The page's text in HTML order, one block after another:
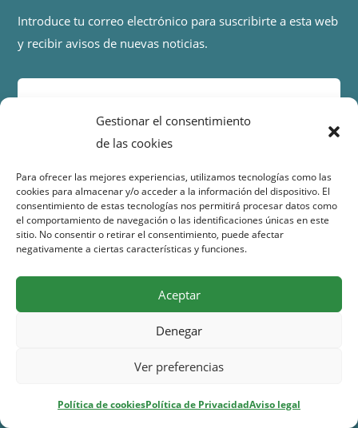
Gestionar el consentimiento
de las cookies
Para ofrecer las mejores experiencias, utilizamos tecnologías como las
cookies para almacenar y/o acceder a la información del dispositivo. El
consentimiento de estas tecnologías nos permitirá procesar datos como
el comportamiento de navegación o las identificaciones únicas en este
sitio. No consentir o retirar el consentimiento, puede afectar
negativamente a ciertas características y funciones.
Aceptar
Denegar
Ver preferencias
Política de cookiesPolítica de PrivacidadAviso legal
Introduce tu correo electrónico para suscribirte a esta web
y recibir avisos de nuevas noticias.
Acepto la política de privacidad
@santoangeros